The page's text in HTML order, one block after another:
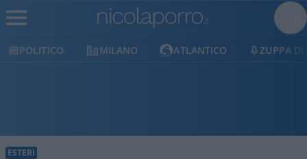
MILANO ATLANTICO ZUPPA DI PORRO
ESTERI